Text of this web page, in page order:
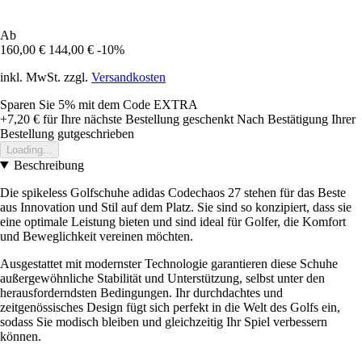
Ab
160,00 € 144,00 € -10%
inkl. MwSt. zzgl. Versandkosten
Sparen Sie 5% mit dem Code EXTRA
+7,20 € für Ihre nächste Bestellung geschenkt Nach Bestätigung Ihrer
Bestellung gutgeschrieben
Loading...
Beschreibung
Die spikeless Golfschuhe adidas Codechaos 27 stehen für das Beste
aus Innovation und Stil auf dem Platz. Sie sind so konzipiert, dass sie
eine optimale Leistung bieten und sind ideal für Golfer, die Komfort
und Beweglichkeit vereinen möchten.
Ausgestattet mit modernster Technologie garantieren diese Schuhe
außergewöhnliche Stabilität und Unterstützung, selbst unter den
herausforderndsten Bedingungen. Ihr durchdachtes und
zeitgenössisches Design fügt sich perfekt in die Welt des Golfs ein,
sodass Sie modisch bleiben und gleichzeitig Ihr Spiel verbessern
können.